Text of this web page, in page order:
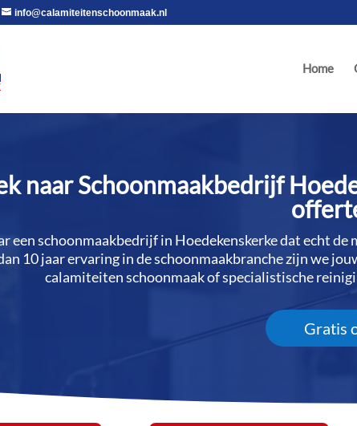
info@calamiteitenschoonmaak.nl
Home
naar Schoonmaakbedrijf
een schoonmaakbedrijf in Hoedekenskerke dat echt
10 jaar ervaring in de schoonmaakbranche zijn we
calamiteiten schoonmaak of specialistische
Gratis